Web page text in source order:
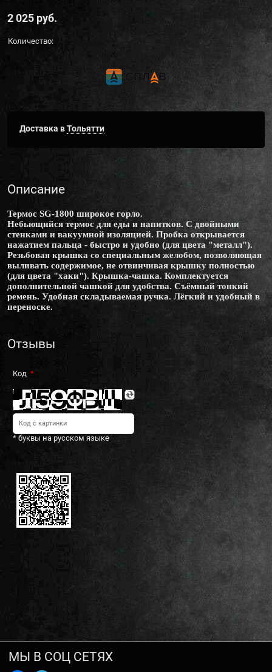
2 025 руб.
Количество:
Доставка вТольятти
Описание
Термос SG-1800 широкое горло.
Небьющийся термос для еды и напитков. С двойными
стенками и вакуумной изоляцией. Пробка открывается
нажатием пальца - быстро и удобно (для цвета "металл").
Резьбовая крышка со специальным желобом, позволяющая
выливать содержимое, не отвинчивая крышку полностью
(для цвета "хаки"). Крышка-чашка. Комплектуется
дополнительной чашкой для удобства. Съёмный тонкий
ремень. Удобная складываемая ручка. Лёгкий и удобный в
переноске.
Отзывы
Код
* буквы на русском языке
МЫ В СОЦ СЕТЯХ